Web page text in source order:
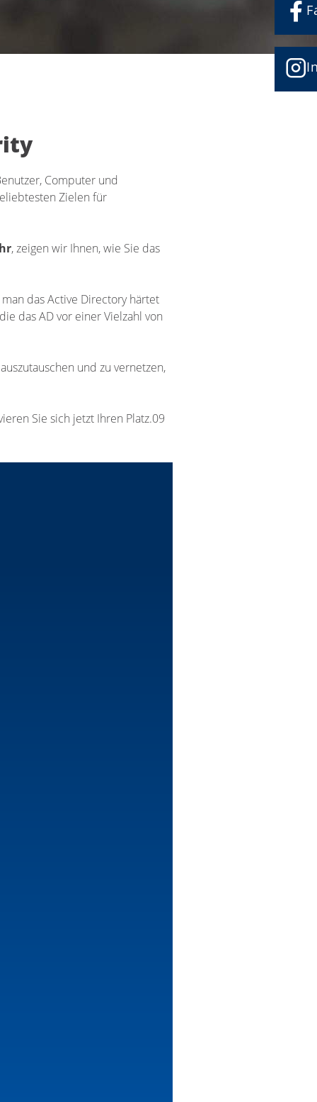
Computer und
Zielen für
, zeigen wir Ihnen, wie Sie das
das Active Directory härtet
das AD vor einer Vielzahl von
und zu vernetzen,
Sie sich jetzt Ihren Platz.09